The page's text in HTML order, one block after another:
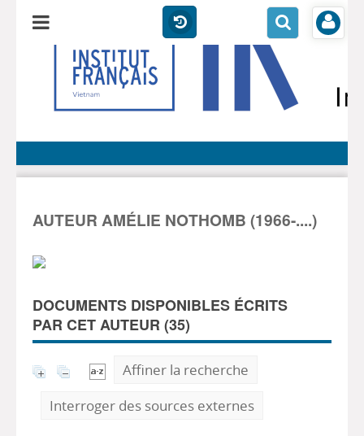
AUTEUR AMÉLIE NOTHOMB (1966-....)
DOCUMENTS DISPONIBLES ÉCRITS
PAR CET AUTEUR (35)
Affiner la recherche
Interroger des sources externes